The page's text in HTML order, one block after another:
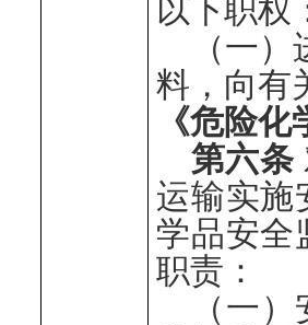
以下职权
（一
料，向有
《危险
第六条
运输实施
学品安全
职责：
（一